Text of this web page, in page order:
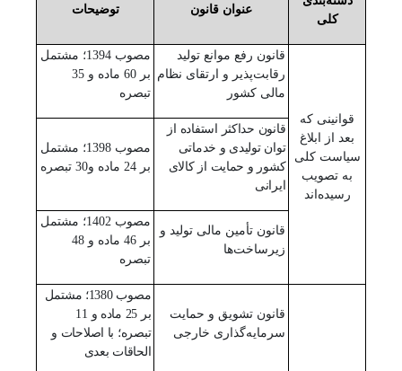
کلی
عنوان قانون توضیحات
قوانینی که
بعد از ابلاغ
سیاست کلی
به تصویب
رسیده‌اند
قانون رفع موانع تولید
رقابت‌پذیر و ارتقای نظام
مالی کشور
مصوب 1394؛ مشتمل
بر 60 ماده و 35
تبصره
قانون حداکثر استفاده از
توان تولیدی و خدماتی
کشور و حمایت از کالای
ایرانی
مصوب 1398؛ مشتمل
بر 24 ماده و30 تبصره
قانون تأمین مالی تولید و
زیرساخت‌ها
مصوب 1402؛ مشتمل
بر 46 ماده و 48
تبصره
قانون تشویق و حمایت
سرمایه‌گذاری خارجی
مصوب 1380؛ مشتمل
بر 25 ماده و 11
تبصره؛ با اصلاحات و
الحاقات بعدی